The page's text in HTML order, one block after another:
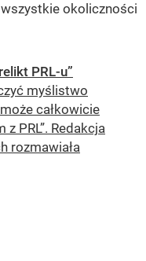
okoliczności
PRL-u”
myślistwo
całkowicie
PRL”. Redakcja
rozmawiała